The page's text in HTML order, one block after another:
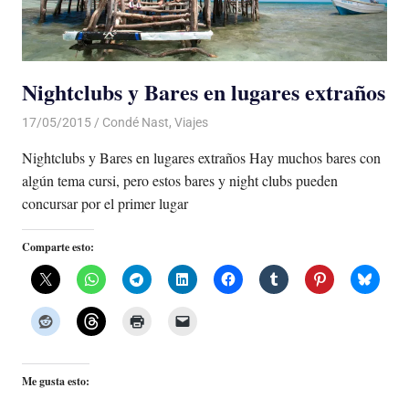
Nightclubs y Bares en lugares extraños
17/05/2015 Luis Castellanos
Condé Nast, Viajes
Nightclubs y Bares en lugares extraños Hay muchos bares con
algún tema cursi, pero estos bares y night clubs pueden
concursar por el primer lugar
Comparte esto:
Me gusta esto: